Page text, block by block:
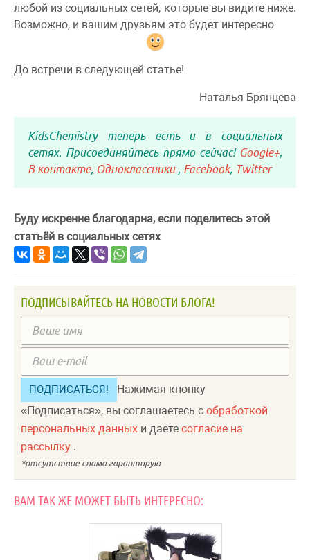
любой из социальных сетей, которые вы видите ниже.
Возможно, и вашим друзьям это будет интересно
До встречи в следующей статье!
Наталья Брянцева
KidsChemistry теперь есть и в социальных
сетях. Присоединяйтесь прямо сейчас! Google+,
В контакте, Одноклассники , Facebook, Twitter
Буду искренне благодарна, если поделитесь этой
статьёй в социальных сетях
ПОДПИСЫВАЙТЕСЬ НА НОВОСТИ БЛОГА!
Нажимая кнопку
«Подписаться», вы соглашаетесь с обработкой
персональных данных и даете согласие на
рассылку .
ВАМ ТАК ЖЕ МОЖЕТ БЫТЬ ИНТЕРЕСНО: